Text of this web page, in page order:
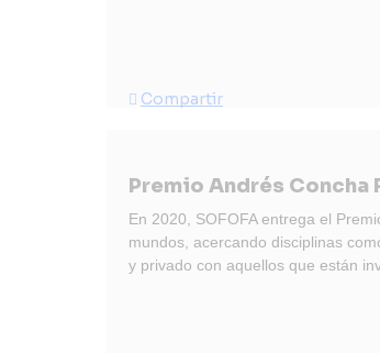
Compartir
Premio Andrés Concha
En 2020, SOFOFA entrega el
mundos, acercando disciplinas
y privado con aquellos que están